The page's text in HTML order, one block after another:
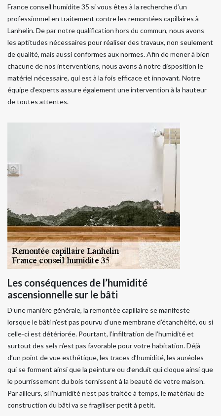
France conseil humidite 35 si vous êtes à la recherche d’un
professionnel en traitement contre les remontées capillaires à
Lanhelin. De par notre qualification hors du commun, nous avons
les aptitudes nécessaires pour réaliser des travaux, non seulement
de qualité, mais aussi conformes aux normes. Afin de mener à bien
chacune de nos interventions, nous avons à notre disposition le
matériel nécessaire, qui est à la fois efficace et innovant. Notre
équipe d’experts assure également une intervention à la hauteur
de toutes attentes.
Les conséquences de l’humidité
ascensionnelle sur le bâti
D’une manière générale, la remontée capillaire se manifeste
lorsque le bâti n’est pas pourvu d’une membrane d’étanchéité, ou si
celle-ci est détériorée. Pourtant, l’infiltration de l’humidité et
surtout des sels n’est pas favorable pour votre habitation. Déjà
d’un point de vue esthétique, les traces d’humidité, les auréoles
qui se forment ainsi que la peinture ou d’enduit qui cloque ainsi que
le pourrissement du bois ternissent à la beauté de votre maison.
Par ailleurs, si l’humidité n’est pas traitée à temps, le matériau de
construction du bâti va se fragiliser petit à petit.